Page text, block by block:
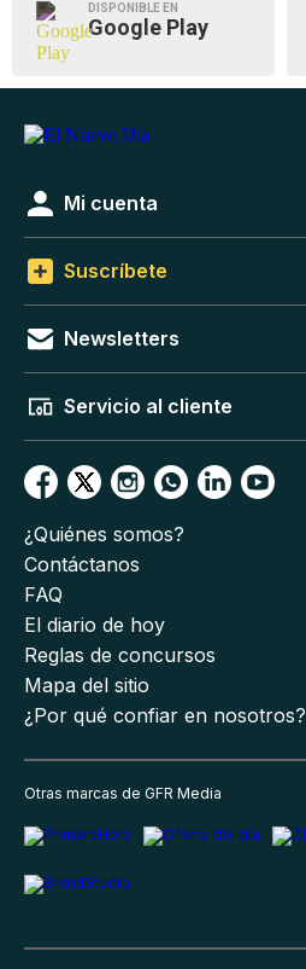
DISPONIBLE EN
Google Play
Mi cuenta
Suscríbete
Newsletters
Servicio al cliente
¿Quiénes somos?
Contáctanos
FAQ
El diario de hoy
Reglas de concursos
Mapa del sitio
¿Por qué confiar en nosotros?
Otras marcas de GFR Media